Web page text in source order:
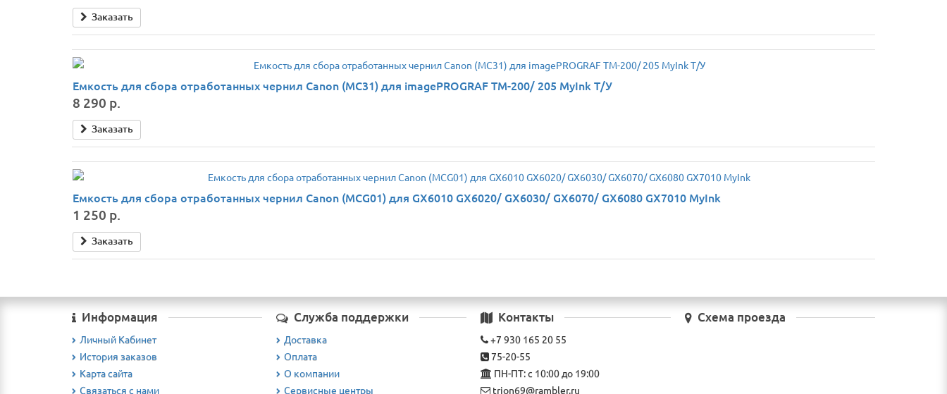
Заказать
Емкость для сбора отработанных чернил Canon (MC31) для imagePROGRAF TM-200/ 205 MyInk Т/У
8 290 р.
Заказать
Емкость для сбора отработанных чернил Canon (MCG01) для GX6010 GX6020/ GX6030/ GX6070/ GX6080 GX7010 MyInk
1 250 р.
Заказать
Информация
Личный Кабинет
История заказов
Карта сайта
Связаться с нами
Служба поддержки
Доставка
Оплата
О компании
Сервисные центры
Контакты
+7 930 165 20 55
75-20-55
ПН-ПТ: с 10:00 до 19:00
trion69@rambler.ru
Схема проезда